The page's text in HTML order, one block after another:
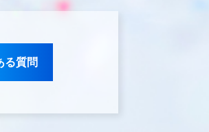
る質問